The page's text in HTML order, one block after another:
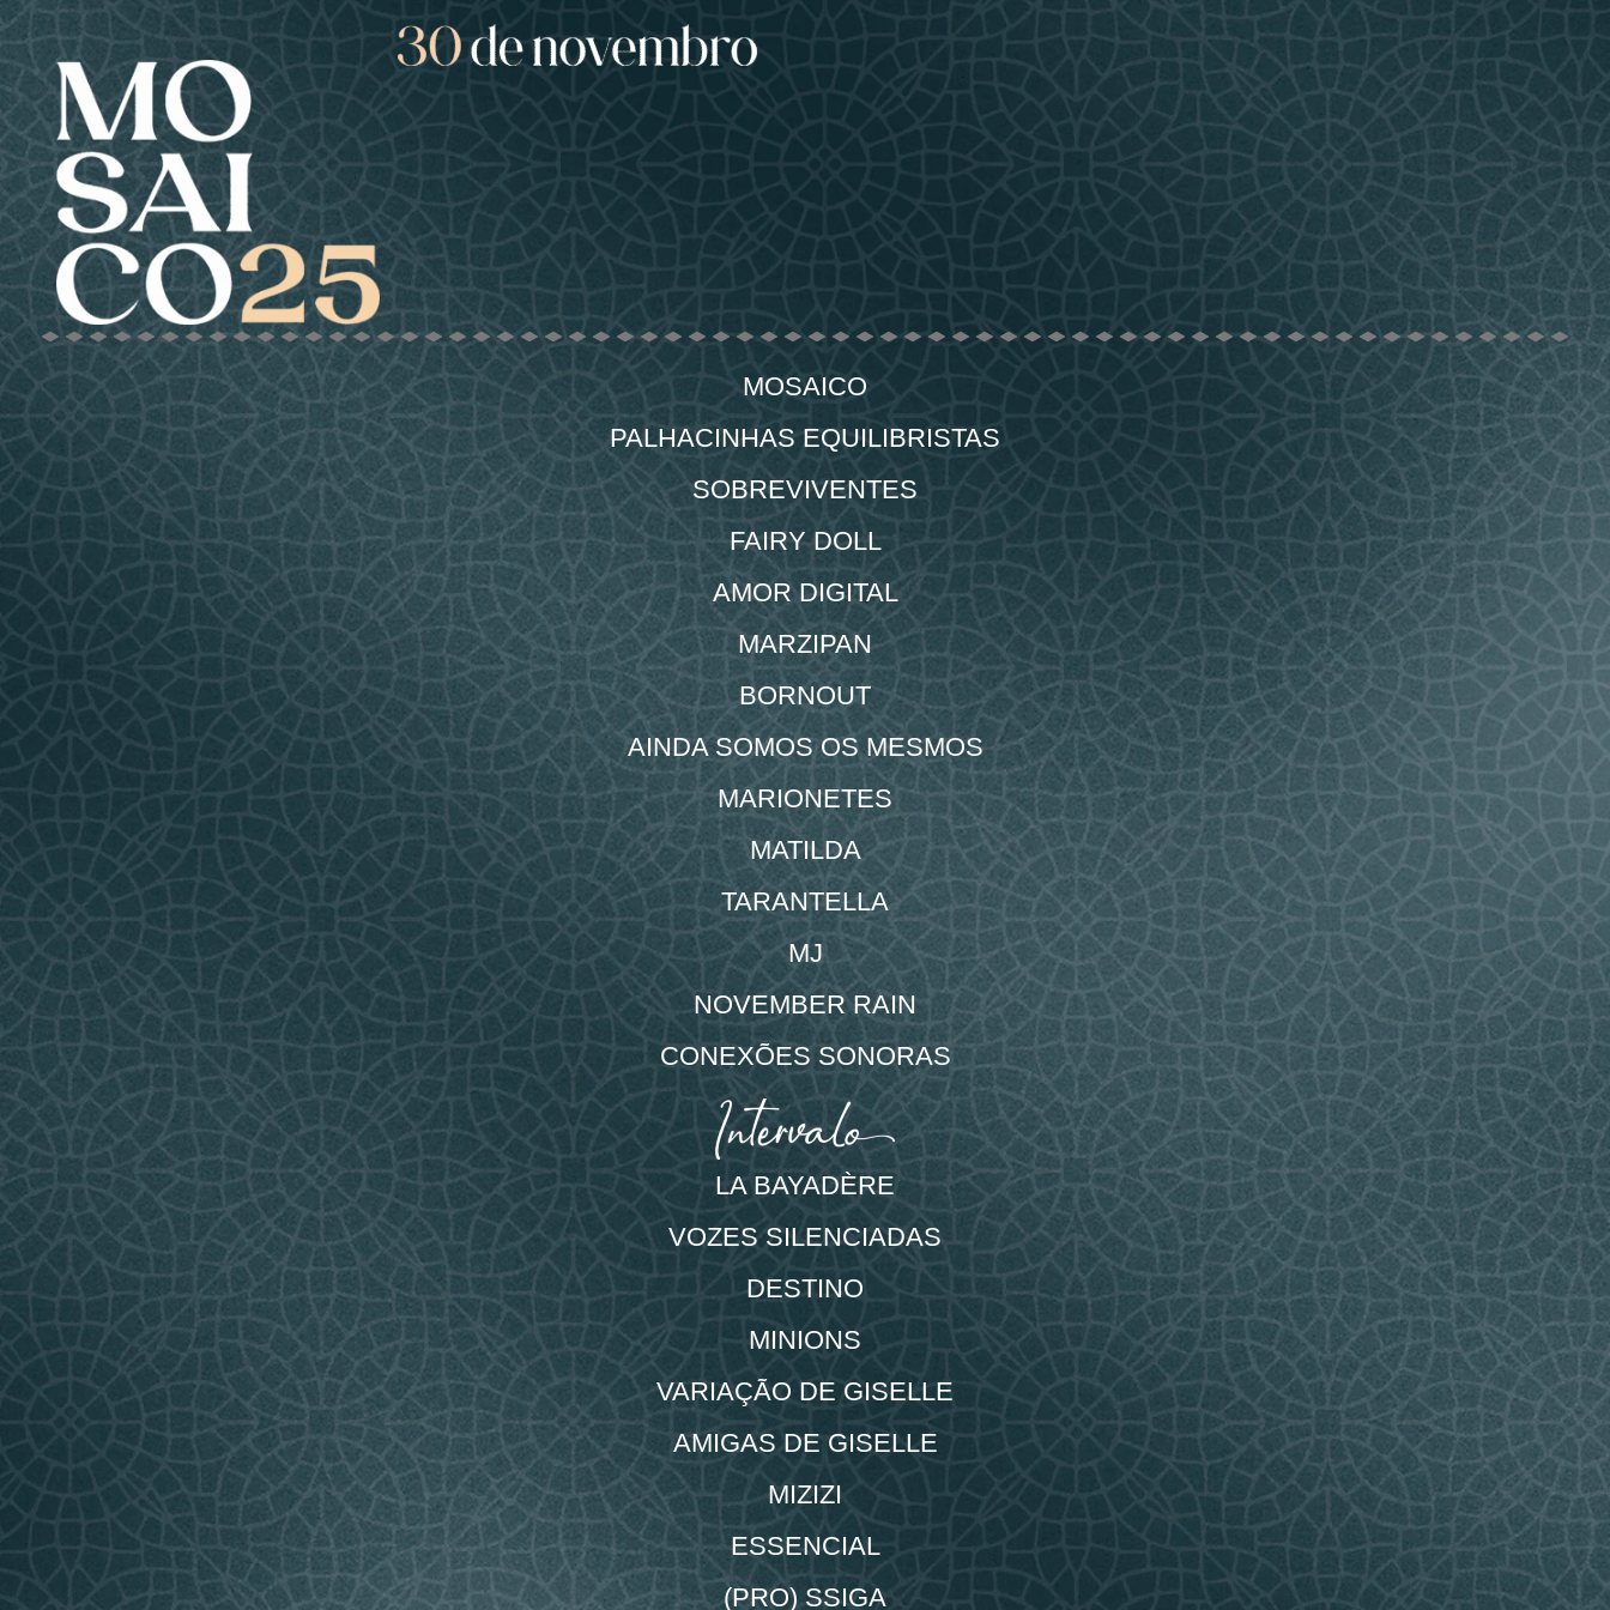
MOSAICO
PALHACINHAS EQUILIBRISTAS
SOBREVIVENTES
FAIRY DOLL
AMOR DIGITAL
MARZIPAN
BORNOUT
AINDA SOMOS OS MESMOS
MARIONETES
MATILDA
TARANTELLA
MJ
NOVEMBER RAIN
CONEXÕES SONORAS
LA BAYADÈRE
VOZES SILENCIADAS
DESTINO
MINIONS
VARIAÇÃO DE GISELLE
AMIGAS DE GISELLE
MIZIZI
ESSENCIAL
(PRO) SSIGA